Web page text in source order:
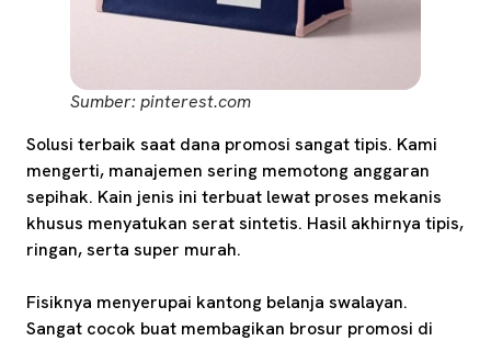
Sumber: pinterest.com
Solusi terbaik saat dana promosi sangat tipis. Kami
mengerti, manajemen sering memotong anggaran
sepihak. Kain jenis ini terbuat lewat proses mekanis
khusus menyatukan serat sintetis. Hasil akhirnya tipis,
ringan, serta super murah.
Fisiknya menyerupai kantong belanja swalayan.
Sangat cocok buat membagikan brosur promosi di